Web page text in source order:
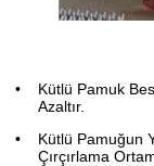
Kütlü Pamuk
Azaltır.
Kütlü Pamuğun
Çırçırlama